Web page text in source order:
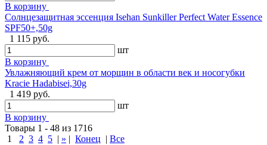
В корзину
Солнцезащитная эссенция Isehan Sunkiller Perfect Water Essence
SPF50+,50g
1 115 руб.
шт
В корзину
Увлажняющий крем от морщин в области век и носогубки
Kracie Hadabisei,30g
1 419 руб.
шт
В корзину
Товары 1 - 48 из 1716
1
2 3 4 5 | » | Конец | Все